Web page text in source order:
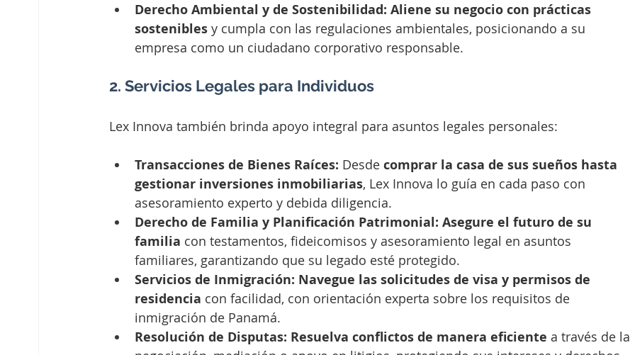
Derecho Ambiental y de Sostenibilidad: Aliene su negocio con prácticas
sostenibles y cumpla con las regulaciones ambientales, posicionando a su
empresa como un ciudadano corporativo responsable.
2. Servicios Legales para Individuos
Lex Innova también brinda apoyo integral para asuntos legales personales:
Transacciones de Bienes Raíces: Desde comprar la casa de sus sueños hasta
gestionar inversiones inmobiliarias, Lex Innova lo guía en cada paso con
asesoramiento experto y debida diligencia.
Derecho de Familia y Planificación Patrimonial: Asegure el futuro de su
familia con testamentos, fideicomisos y asesoramiento legal en asuntos
familiares, garantizando que su legado esté protegido.
Servicios de Inmigración: Navegue las solicitudes de visa y permisos de
residencia con facilidad, con orientación experta sobre los requisitos de
inmigración de Panamá.
Resolución de Disputas: Resuelva conflictos de manera eficiente a través de la